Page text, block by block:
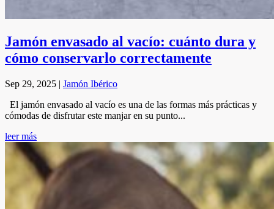
Jamón envasado al vacío: cuánto dura y
cómo conservarlo correctamente
Sep 29, 2025 | Jamón Ibérico
El jamón envasado al vacío es una de las formas más prácticas y
cómodas de disfrutar este manjar en su punto...
leer más